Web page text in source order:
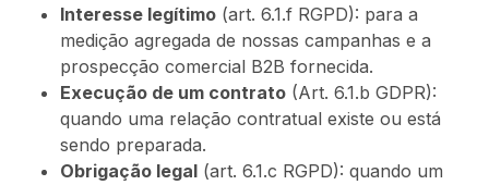
Interesse legítimo (art. 6.1.f RGPD): para a
medição agregada de nossas campanhas e a
prospecção comercial B2B fornecida.
Execução de um contrato (Art. 6.1.b GDPR):
quando uma relação contratual existe ou está
sendo preparada.
Obrigação legal (art. 6.1.c RGPD): quando um